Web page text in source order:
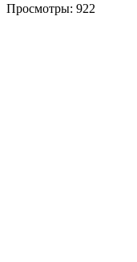
Просмотры: 922